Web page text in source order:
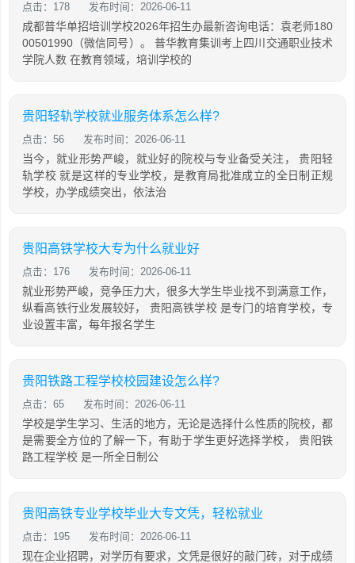
点击：178 发布时间：2026-06-11
成都普华单招培训学校2026年招生办最新咨询电话：袁老师180
00501990（微信同号）。 普华教育集训考上四川交通职业技术
学院人数 在教育领域，培训学校的
贵阳轻轨学校就业服务体系怎么样?
点击：56 发布时间：2026-06-11
当今，就业形势严峻，就业好的院校与专业备受关注， 贵阳轻
轨学校 就是这样的专业学校，是教育局批准成立的全日制正规
学校，办学成绩突出，依法治
贵阳高铁学校大专为什么就业好
点击：176 发布时间：2026-06-11
就业形势严峻，竞争压力大，很多大学生毕业找不到满意工作，
纵看高铁行业发展较好， 贵阳高铁学校 是专门的培育学校，专
业设置丰富，每年报名学生
贵阳铁路工程学校校园建设怎么样?
点击：65 发布时间：2026-06-11
学校是学生学习、生活的地方，无论是选择什么性质的院校，都
是需要全方位的了解一下，有助于学生更好选择学校， 贵阳铁
路工程学校 是一所全日制公
贵阳高铁专业学校毕业大专文凭，轻松就业
点击：195 发布时间：2026-06-11
现在企业招聘，对学历有要求，文凭是很好的敲门砖，对于成绩